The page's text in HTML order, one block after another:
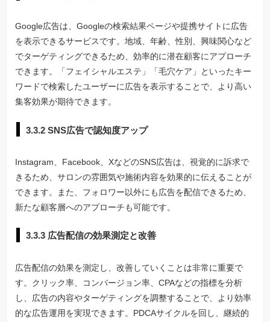
Google広告は、Googleの検索結果ページや提携サイトに広告
を表示できるサービスです。地域、年齢、性別、興味関心など
でターゲティングできるため、効率的に潜在顧客にアプローチ
できます。「フェイシャルエステ」「毛穴ケア」といったキー
ワードで検索したユーザーに広告を表示することで、より高い
集客効果が期待できます。
3.3.2 SNS広告で認知度アップ
Instagram、Facebook、XなどのSNS広告は、視覚的に訴求で
きるため、サロンの雰囲気や施術内容を効果的に伝えることが
できます。また、フォロワー以外にも広告を配信できるため、
新たな顧客層へのアプローチも可能です。
3.3.3 広告配信の効果測定と改善
広告配信の効果を測定し、改善していくことは非常に重要で
す。クリック率、コンバージョン率、CPAなどの指標を分析
し、広告の内容やターゲティングを調整することで、より効率
的な広告運用を実現できます。PDCAサイクルを回し、継続的